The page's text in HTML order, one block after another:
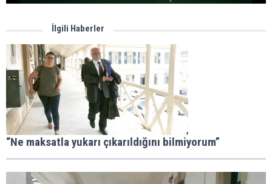
İlgili Haberler
“Ne maksatla yukarı çıkarıldığını bilmiyorum”